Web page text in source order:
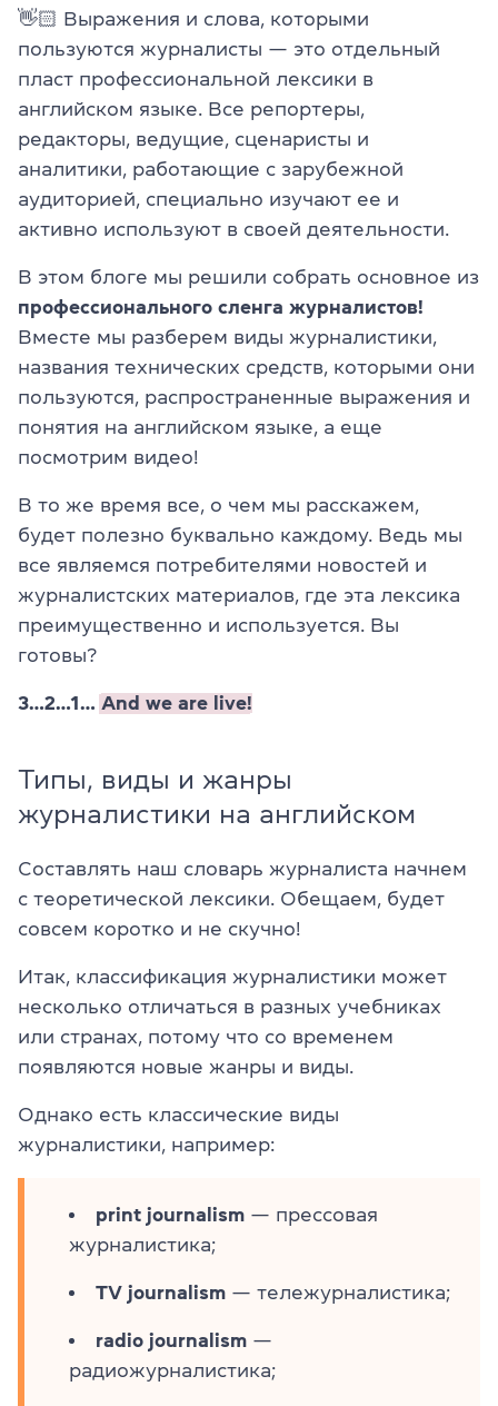
👋🏻 Выражения и слова, которыми
пользуются журналисты — это отдельный
пласт профессиональной лексики в
английском языке. Все репортеры,
редакторы, ведущие, сценаристы и
аналитики, работающие с зарубежной
аудиторией, специально изучают ее и
активно используют в своей деятельности.
В этом блоге мы решили собрать основное из
профессионального сленга журналистов!
Вместе мы разберем виды журналистики,
названия технических средств, которыми они
пользуются, распространенные выражения и
понятия на английском языке, а еще
посмотрим видео!
В то же время все, о чем мы расскажем,
будет полезно буквально каждому. Ведь мы
все являемся потребителями новостей и
журналистских материалов, где эта лексика
преимущественно и используется. Вы
готовы?
3…2…1… And we are live!
Типы, виды и жанры
журналистики на английском
Составлять наш словарь журналиста начнем
с теоретической лексики. Обещаем, будет
совсем коротко и не скучно!
Итак, классификация журналистики может
несколько отличаться в разных учебниках
или странах, потому что со временем
появляются новые жанры и виды.
Однако есть классические виды
журналистики, например:
print journalism — прессовая
журналистика;
TV journalism — тележурналистика;
radio journalism —
радиожурналистика;